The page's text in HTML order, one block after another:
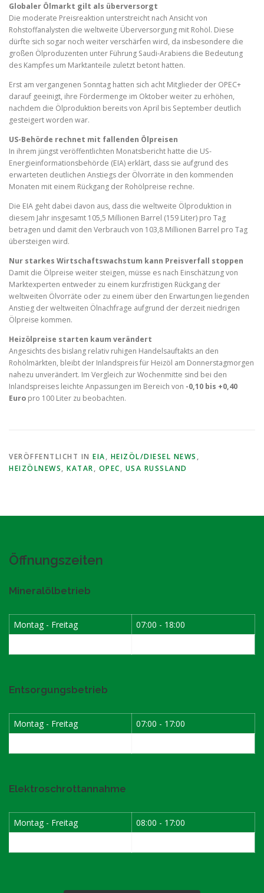
Globaler Ölmarkt gilt als überversorgt
Die moderate Preisreaktion unterstreicht nach Ansicht von
Rohstoffanalysten die weltweite Überversorgung mit Rohöl. Diese
dürfte sich sogar noch weiter verschärfen wird, da insbesondere die
großen Ölproduzenten unter Führung Saudi-Arabiens die Bedeutung
des Kampfes um Marktanteile zuletzt betont hatten.
Erst am vergangenen Sonntag hatten sich acht Mitglieder der OPEC+
darauf geeinigt, ihre Fördermenge im Oktober weiter zu erhöhen,
nachdem die Ölproduktion bereits von April bis September deutlich
gesteigert worden war.
US-Behörde rechnet mit fallenden Ölpreisen
In ihrem jüngst veröffentlichten Monatsbericht hatte die US-
Energieinformationsbehörde (EIA) erklärt, dass sie aufgrund des
erwarteten deutlichen Anstiegs der Ölvorräte in den kommenden
Monaten mit einem Rückgang der Rohölpreise rechne.
Die EIA geht dabei davon aus, dass die weltweite Ölproduktion in
diesem Jahr insgesamt 105,5 Millionen Barrel (159 Liter) pro Tag
betragen und damit den Verbrauch von 103,8 Millionen Barrel pro Tag
übersteigen wird.
Nur starkes Wirtschaftswachstum kann Preisverfall stoppen
Damit die Ölpreise weiter steigen, müsse es nach Einschätzung von
Marktexperten entweder zu einem kurzfristigen Rückgang der
weltweiten Ölvorräte oder zu einem über den Erwartungen liegenden
Anstieg der weltweiten Ölnachfrage aufgrund der derzeit niedrigen
Ölpreise kommen.
Heizölpreise starten kaum verändert
Angesichts des bislang relativ ruhigen Handelsauftakts an den
Rohölmärkten, bleibt der Inlandspreis für Heizöl am Donnerstagmorgen
nahezu unverändert. Im Vergleich zur Wochenmitte sind bei den
Inlandspreises leichte Anpassungen im Bereich von -0,10 bis +0,40
Euro pro 100 Liter zu beobachten.
VERÖFFENTLICHT IN EIA, HEIZÖL/DIESEL NEWS ,
HEIZÖLNEWS, KATAR, OPEC, USA RUSSLAND
Öffnungszeiten
Mineralölbetrieb
Montag - Freitag
07:00 - 18:00
Entsorgungsbetrieb
Montag - Freitag
07:00 - 17:00
Elektroschrottannahme
Montag - Freitag
08:00 - 17:00